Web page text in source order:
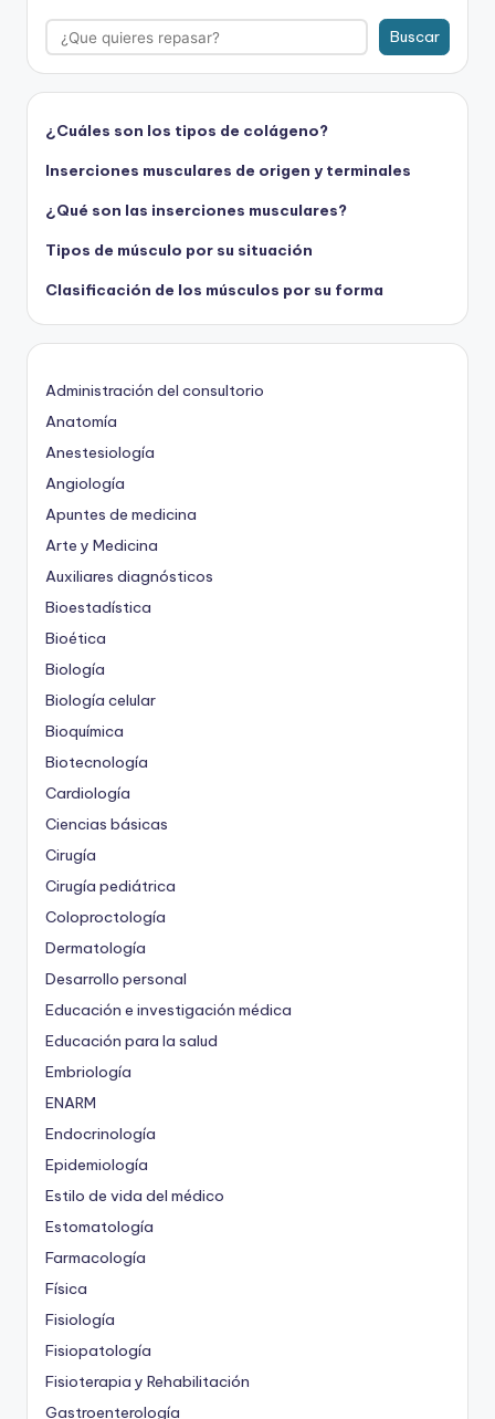
Buscar
¿Cuáles son los tipos de colágeno?
Inserciones musculares de origen y terminales
¿Qué son las inserciones musculares?
Tipos de músculo por su situación
Clasificación de los músculos por su forma
Administración del consultorio
Anatomía
Anestesiología
Angiología
Apuntes de medicina
Arte y Medicina
Auxiliares diagnósticos
Bioestadística
Bioética
Biología
Biología celular
Bioquímica
Biotecnología
Cardiología
Ciencias básicas
Cirugía
Cirugía pediátrica
Coloproctología
Dermatología
Desarrollo personal
Educación e investigación médica
Educación para la salud
Embriología
ENARM
Endocrinología
Epidemiología
Estilo de vida del médico
Estomatología
Farmacología
Física
Fisiología
Fisiopatología
Fisioterapia y Rehabilitación
Gastroenterología